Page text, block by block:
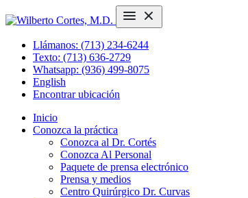
Llámanos: (713) 234-6244
Texto: (713) 636-2729
Whatsapp: (936) 499-8075
English
Encontrar ubicación
Inicio
Conozca la práctica
Conozca al Dr. Cortés
Conozca Al Personal
Paquete de prensa electrónico
Prensa y medios
Centro Quirúrgico Dr. Curvas